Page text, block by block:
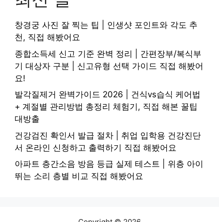
창경궁 사진 잘 찍는 팁 | 인생샷 포인트와 각도 추
천, 직접 해봤어요
종합소득세 신고 기준 완벽 정리 | 간편장부/복식부
기 대상자 구분 | 신고유형 선택 가이드 직접 해봤어
요!
발각질제거 완벽가이드 2026 | 건식vs습식 케어법
+ 계절별 관리방법 총정리 체험기, 직접 해본 꿀팁
대방출
건강검진 확인서 발급 절차 | 취업 입학용 건강진단
서 온라인 신청하고 출력하기 직접 해봤어요
아파트 층간소음 방음 등급 실제 테스트 | 위층 아이
뛰는 소리 층별 비교 직접 해봤어요